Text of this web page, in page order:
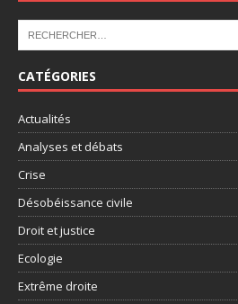
CATÉGORIES
Actualités
Analyses et débats
Crise
Désobéissance civile
Droit et justice
Ecologie
Extrême droite